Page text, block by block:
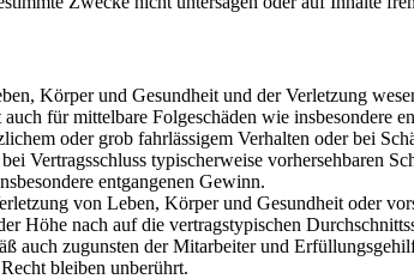
Körper und Gesundheit und der Verletzung
für mittelbare Folgeschäden wie insbesondere
oder grob fahrlässigem Verhalten oder bei
Vertragsschluss typischerweise vorhersehbaren
entgangenen Gewinn.
von Leben, Körper und Gesundheit oder
Höhe nach auf die vertragstypischen
auch zugunsten der Mitarbeiter und
bleiben unberührt.